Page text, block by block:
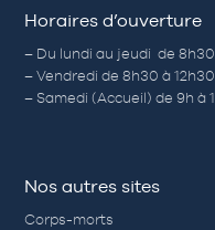
Horaires d’ouverture
– Du lundi au jeudi de
– Vendredi de 8h30 à
– Samedi (Accueil) de 9h à
Nos autres sites
Corps-morts